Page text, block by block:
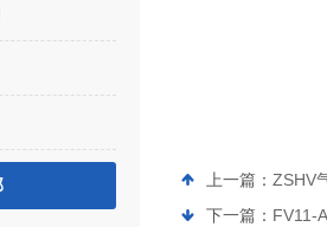
上一篇： ZSHV
下一篇： FV11-